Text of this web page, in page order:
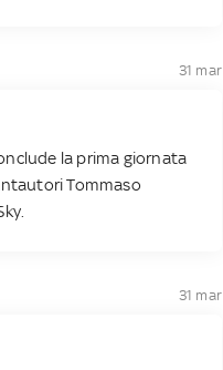
31 mar
la prima giornata
Tommaso
31 mar